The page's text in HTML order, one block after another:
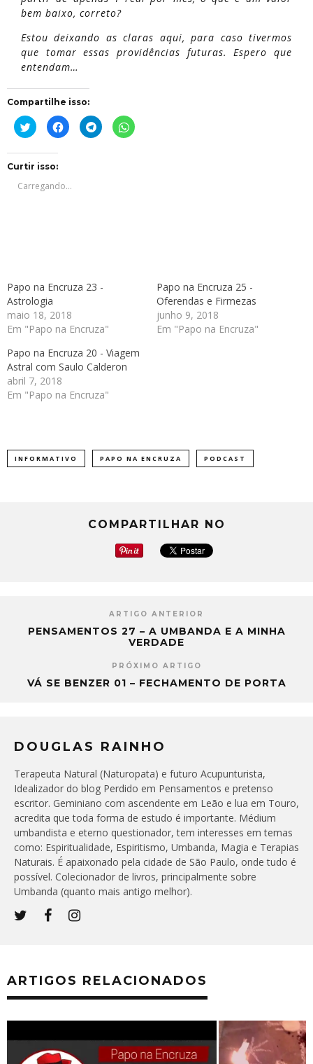
bem baixo, correto?
Estou deixando as claras aqui, para caso tivermos
que tomar essas providências futuras. Espero que
entendam…
Compartilhe isso:
Clique
para
compartilhar
em
janela)
Clique
para
compartilhar
janela)
Clique
para
compartilhar
Clique
para
Curtir isso:
Carregando...
Papo na Encruza 23 -
Astrologia
maio 18, 2018
Em "Papo na Encruza"
Papo na Encruza 25 -
Oferendas e Firmezas
junho 9, 2018
Em "Papo na Encruza"
Papo na Encruza 20 - Viagem
Astral com Saulo Calderon
abril 7, 2018
Em "Papo na Encruza"
INFORMATIVO PAPO NA ENCRUZA PODCAST
COMPARTILHAR NO
ARTIGO ANTERIOR
PENSAMENTOS 27 – A UMBANDA E A MINHA
VERDADE
PRÓXIMO ARTIGO
VÁ SE BENZER 01 – FECHAMENTO DE PORTA
DOUGLAS RAINHO
Terapeuta Natural (Naturopata) e futuro Acupunturista,
Idealizador do blog Perdido em Pensamentos e pretenso
escritor. Geminiano com ascendente em Leão e lua em Touro,
acredita que toda forma de estudo é importante. Médium
umbandista e eterno questionador, tem interesses em temas
como: Espiritualidade, Espiritismo, Umbanda, Magia e Terapias
Naturais. É apaixonado pela cidade de São Paulo, onde tudo é
possível. Colecionador de livros, principalmente sobre
Umbanda (quanto mais antigo melhor).
ARTIGOS RELACIONADOS